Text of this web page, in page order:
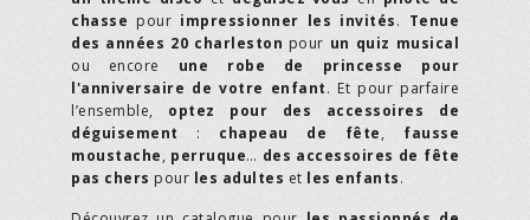
chasse pour impressionner les invités. Tenue
des années 20 charleston pour un quiz musical
ou encore une robe de princesse pour
l'anniversaire de votre enfant. Et pour parfaire
l’ensemble, optez pour des accessoires de
déguisement : chapeau de fête, fausse
moustache, perruque… des accessoires de fête
pas chers pour les adultes et les enfants.